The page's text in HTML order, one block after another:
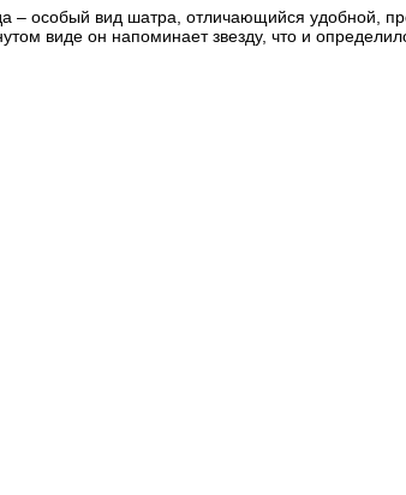
– особый вид шатра, отличающийся удобной,
виде он напоминает звезду, что и